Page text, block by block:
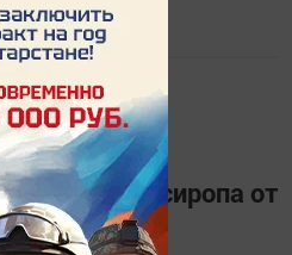
сиропа от